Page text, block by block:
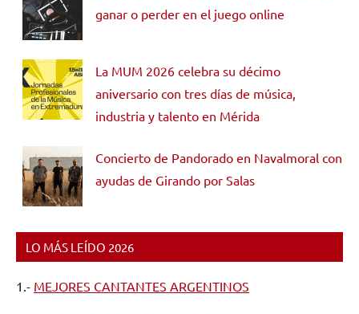
ganar o perder en el juego online
La MUM 2026 celebra su décimo
aniversario con tres días de música,
industria y talento en Mérida
Concierto de Pandorado en Navalmoral con
ayudas de Girando por Salas
LO MÁS LEÍDO 2026
1.- MEJORES CANTANTES ARGENTINOS